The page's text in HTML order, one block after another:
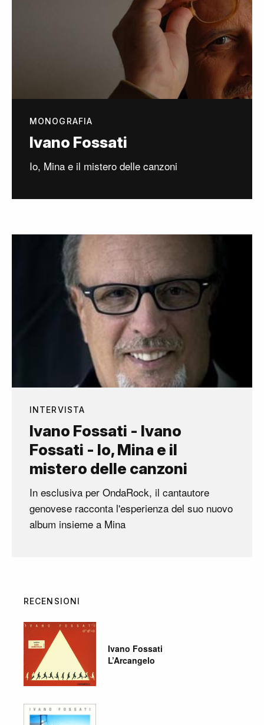
MONOGRAFIA
Ivano Fossati
Io, Mina e il mistero delle canzoni
INTERVISTA
Ivano Fossati - Ivano
Fossati - Io, Mina e il
mistero delle canzoni
In esclusiva per OndaRock, il cantautore
genovese racconta l'esperienza del suo nuovo
album insieme a Mina
RECENSIONI
Ivano Fossati
L’Arcangelo